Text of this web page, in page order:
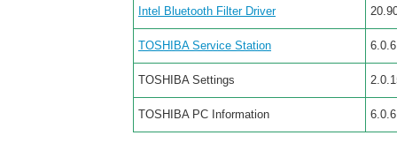
Intel Bluetooth Filter Driver
TOSHIBA Service Station
TOSHIBA Settings
TOSHIBA PC Information